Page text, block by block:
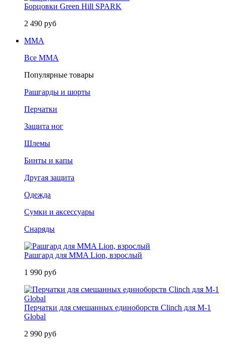
Борцовки Green Hill SPARK
2 490 руб
MMA
Все MMA
Популярные товары
Рашгарды и шорты
Перчатки
Защита ног
Шлемы
Бинты и капы
Другая защита
Одежда
Сумки и аксессуары
Снаряды
Рашгард для MMA Lion, взрослый
1 990 руб
Перчатки для смешанных единоборств Clinch для M-1
Global
2 990 руб